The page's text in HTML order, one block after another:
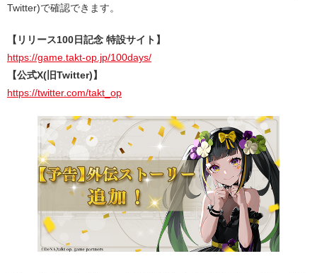
Twitter)で確認できます。
【リリース100日記念 特設サイト】
https://game.takt-op.jp/100days/
【公式X(旧Twitter)】
https://twitter.com/takt_op